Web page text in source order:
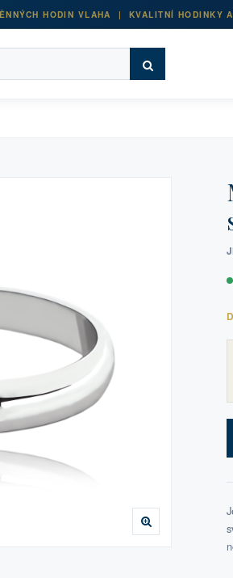
HODIN VLAHA | KVALITNÍ HODINKY